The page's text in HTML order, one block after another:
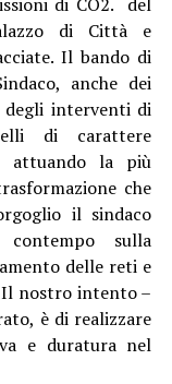
di Città e
Il bando di
anche dei
degli interventi di
di carattere
attuando la più
che
il sindaco
sulla
delle reti e
nostro intento –
è di realizzare
e duratura nel